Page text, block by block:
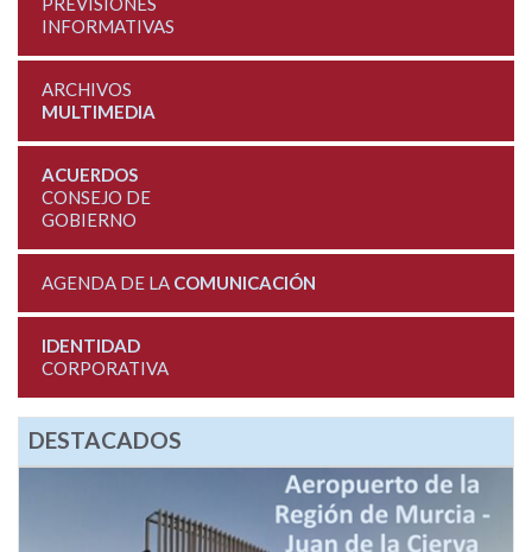
INFORMATIVAS
ARCHIVOS
MULTIMEDIA
ACUERDOS
CONSEJO DE
GOBIERNO
AGENDA DE LA COMUNICACIÓN
IDENTIDAD
CORPORATIVA
DESTACADOS